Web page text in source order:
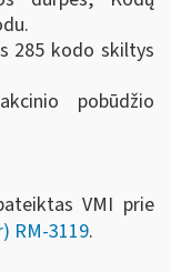
285 kodo skiltys
pobūdžio
VMI prie
RM-3119.